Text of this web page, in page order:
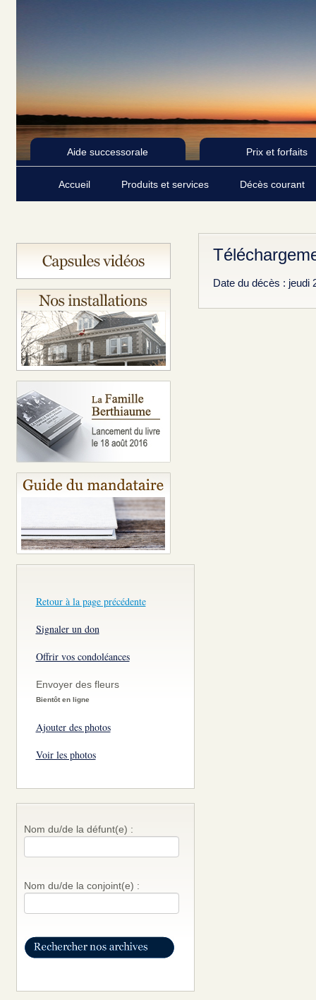
Aide successorale Prix et forfaits
Accueil Produits et services Décès courant
Retour à la page précédente
Signaler un don
Offrir vos condoléances
Envoyer des fleurs
Bientôt en ligne
Ajouter des photos
Voir les photos
Nom du/de la défunt(e) :
Nom du/de la conjoint(e) :
Date du décès : jeudi